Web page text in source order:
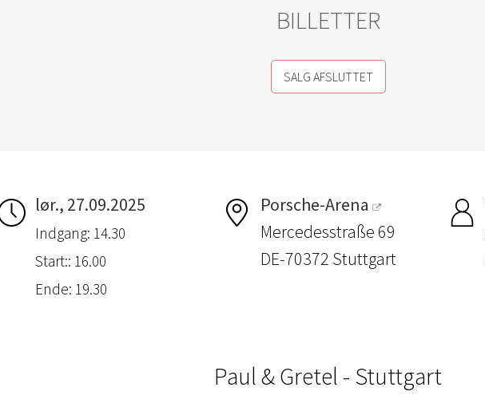
BILLETTER
SALG AFSLUTTET
lør., 27.09.2025
Indgang: 14.30
Start:: 16.00
Ende: 19.30
Porsche-Arena
Mercedesstraße 69
DE-70372 Stuttgart
Paul & Gretel - Stuttgart